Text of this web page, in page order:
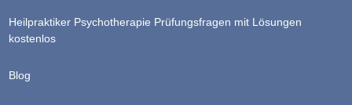
Heilpraktiker Psychotherapie Prüfungsfragen mit Lösungen
kostenlos
Blog